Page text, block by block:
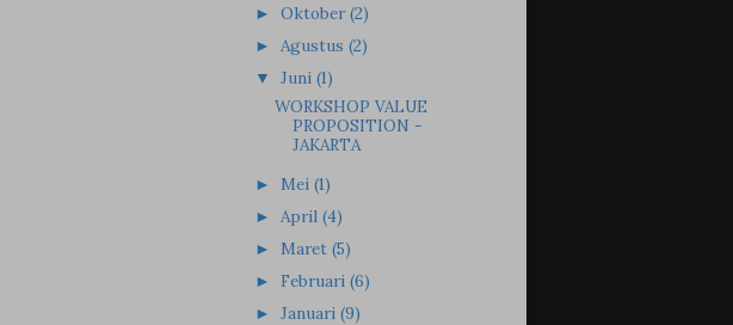
► Oktober(2)
► Agustus (2)
▼ Juni (1)
WORKSHOP VALUE
PROPOSITION -
JAKARTA
► Mei (1)
► April (4)
► Maret (5)
► Februari (6)
► Januari (9)